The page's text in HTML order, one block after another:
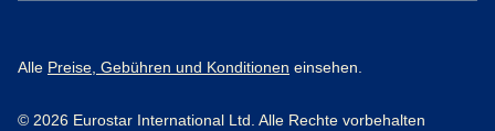
Alle Preise, Gebühren und Konditionen einsehen.
© 2026 Eurostar International Ltd. Alle Rechte vorbehalten